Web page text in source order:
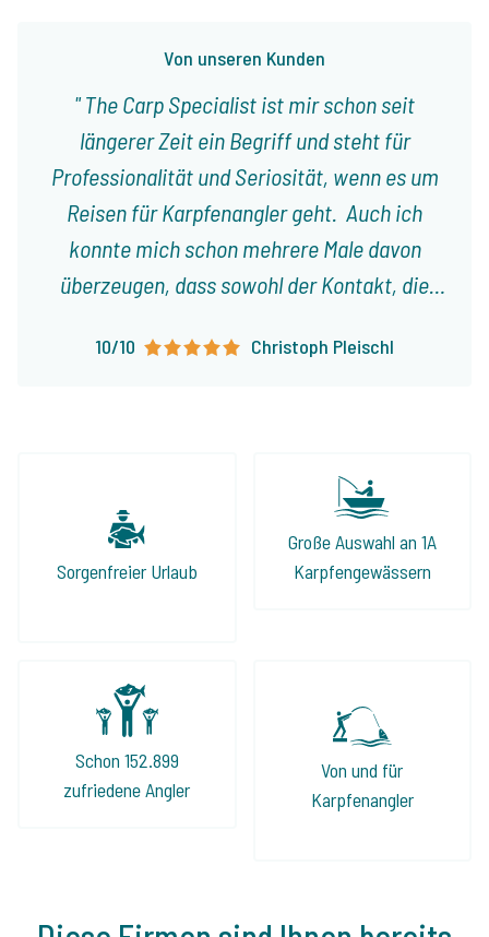
Von unseren Kunden
The Carp Specialist ist mir schon seit
längerer Zeit ein Begriff und steht für
Professionalität und Seriosität, wenn es um
Reisen für Karpfenangler geht. Auch ich
konnte mich schon mehrere Male davon
überzeugen, dass sowohl der Kontakt, die
an einen See aus dem Programm durch
halten, was sie laut Internetseite
versprechen. Wenn Ihr also auf der Suche
nach einem perfekten Angelurlaub seid, ist
10/10 Christoph Pleischl
Sorgenfreier Urlaub
Große Auswahl an 1A
Karpfengewässern
Schon 152.899
zufriedene Angler
Von und für
Karpfenangler